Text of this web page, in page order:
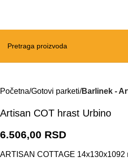
Početna Gotovi parketi Barlinek -
Artisan COT hrast Urbino
6.506,00 RSD
ARTISAN COTTAGE 14x130x1092